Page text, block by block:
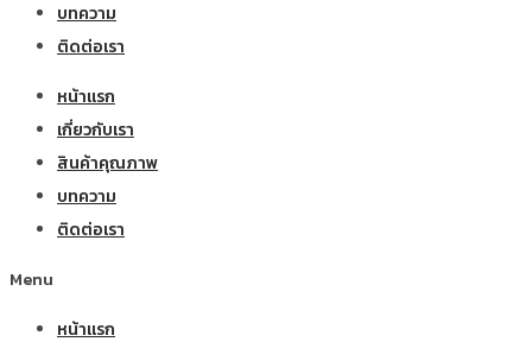
บทความ
ติดต่อเรา
หน้าแรก
เกี่ยวกับเรา
สินค้าคุณภาพ
บทความ
ติดต่อเรา
Menu
หน้าแรก